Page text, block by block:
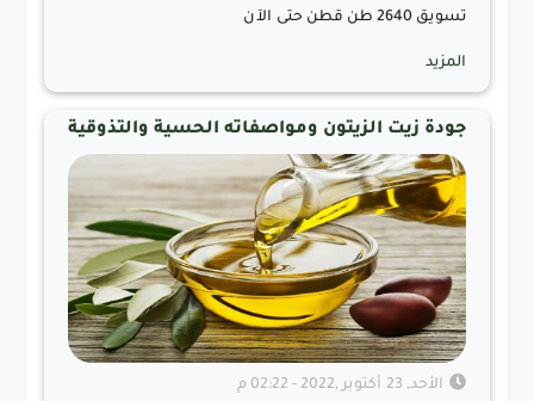
تسويق 2640 طن قطن حتى الآن
المزيد
جودة زيت الزيتون ومواصفاته الحسية والتذوقية
الأحد, 23 أكتوبر ,2022 - 02:22 م